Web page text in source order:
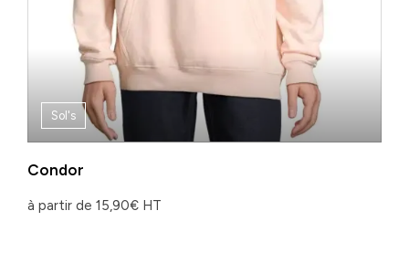
Sol's
Condor
à partir de 15,90€ HT